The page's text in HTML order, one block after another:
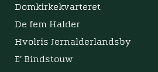
Domkirkekvarteret
De fem Halder
Hvolris Jernalderlandsby
E' Bindstouw